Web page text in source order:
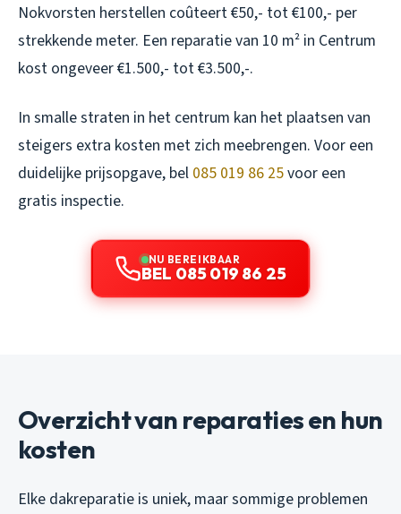
Nokvorsten herstellen coûteert €50,- tot €100,- per
strekkende meter. Een reparatie van 10 m² in Centrum
kost ongeveer €1.500,- tot €3.500,-.
In smalle straten in het centrum kan het plaatsen van
steigers extra kosten met zich meebrengen. Voor een
duidelijke prijsopgave, bel 085 019 86 25voor een
gratis inspectie.
NU BEREIKBAAR
BEL 085 019 86 25
Overzicht van reparaties en hun
kosten
Elke dakreparatie is uniek, maar sommige problemen